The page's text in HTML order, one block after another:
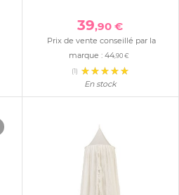
39,90 €
Prix de vente conseillé par la
marque : 44,90 €
(1)
En stock